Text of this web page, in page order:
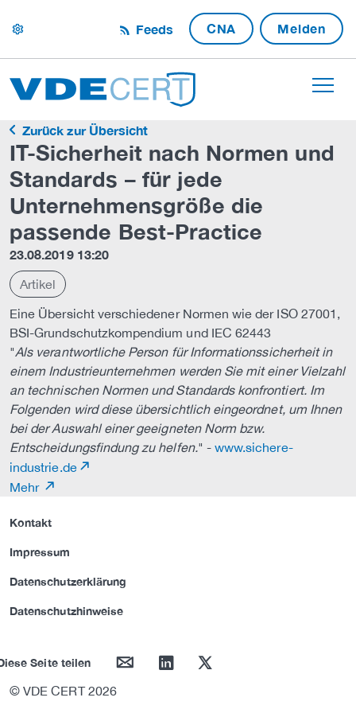
settings Feeds CNA Melden
Zurück zur Übersicht
IT-Sicherheit nach Normen und
Standards – für jede
Unternehmensgröße die
passende Best-Practice
23.08.2019 13:20
Artikel
Eine Übersicht verschiedener Normen wie der ISO 27001,
BSI-Grundschutzkompendium und IEC 62443
"Als verantwortliche Person für Informationssicherheit in
einem Industrieunternehmen werden Sie mit einer Vielzahl
an technischen Normen und Standards konfrontiert. Im
Folgenden wird diese übersichtlich eingeordnet, um Ihnen
bei der Auswahl einer geeigneten Norm bzw.
Entscheidungsfindung zu helfen." - www.sichere-
industrie.de
Mehr
Kontakt
Impressum
Datenschutzerklärung
Datenschutzhinweise
Seite teilen mail linkedin twitter
© VDE CERT 2026